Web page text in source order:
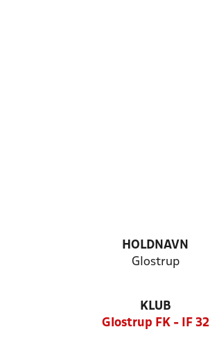
HOLDNAVN
Glostrup
KLUB
Glostrup FK - IF 32